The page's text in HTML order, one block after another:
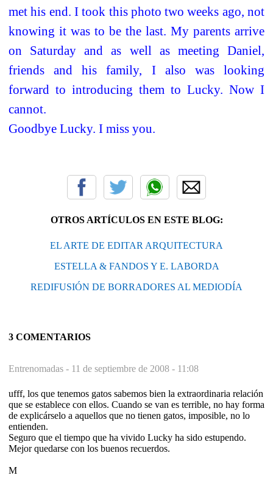
met his end. I took this photo two weeks ago, not
knowing it was to be the last. My parents arrive
on Saturday and as well as meeting Daniel,
friends and his family, I also was looking
forward to introducing them to Lucky. Now I
cannot.
Goodbye Lucky. I miss you.
OTROS ARTÍCULOS EN ESTE BLOG:
EL ARTE DE EDITAR ARQUITECTURA
ESTELLA & FANDOS Y E. LABORDA
REDIFUSIÓN DE BORRADORES AL MEDIODÍA
3 COMENTARIOS
Entrenomadas - 11 de septiembre de 2008 - 11:08
ufff, los que tenemos gatos sabemos bien la extraordinaria relación
que se establece con ellos. Cuando se van es terrible, no hay forma
de explicárselo a aquellos que no tienen gatos, imposible, no lo
entienden.
Seguro que el tiempo que ha vivido Lucky ha sido estupendo.
Mejor quedarse con los buenos recuerdos.
M